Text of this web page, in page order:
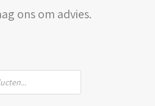
ons om advies.